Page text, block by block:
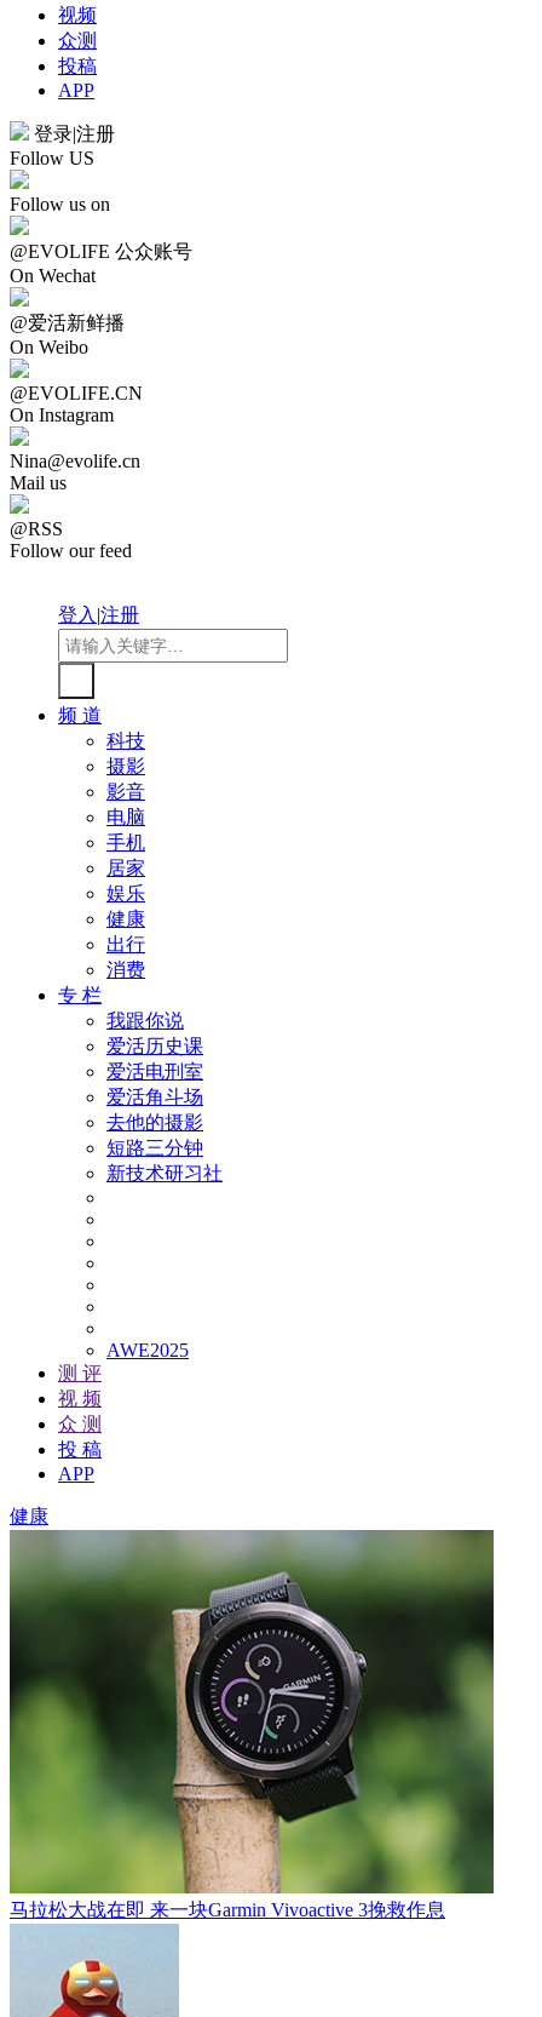
视频
众测
投稿
APP
登录|注册
Follow US
Follow us on
@EVOLIFE 公众账号
On Wechat
@爱活新鲜播
On Weibo
@EVOLIFE.CN
On Instagram
Nina@evolife.cn
Mail us
@RSS
Follow our feed
登入|注册
频 道
科技
摄影
影音
电脑
手机
居家
娱乐
健康
出行
消费
专 栏
我跟你说
爱活历史课
爱活电刑室
爱活角斗场
去他的摄影
短路三分钟
新技术研习社
AWE2025
测 评
视 频
众 测
投 稿
APP
健康
马拉松大战在即 来一块Garmin Vivoactive 3挽救作息